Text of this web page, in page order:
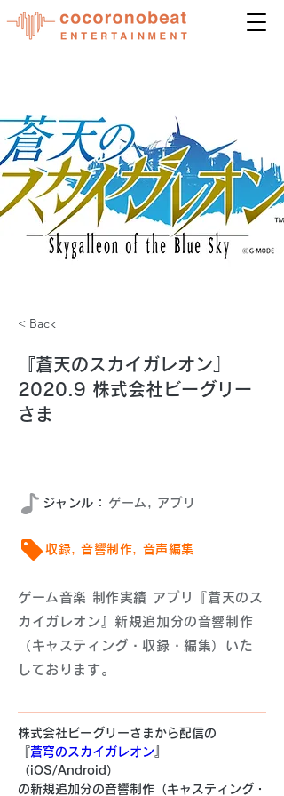
< Back
『蒼天のスカイガレオン』
2020.9 株式会社ビーグリー
さま
​ジャンル： ゲーム, アプリ
収録, 音響制作, 音声編集
ゲーム音楽 制作実績 アプリ『蒼天のス
カイガレオン』新規追加分の音響制作
（キャスティング・収録・編集）いた
しております。
株式会社ビーグリーさまから配信の
『蒼穹のスカイガレオン
（iOS/Android）
の新規追加分の音響制作（キャスティング・